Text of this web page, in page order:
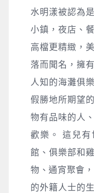
水明漾被認為
小鎮，夜店、
高檔更精緻，
落而聞名，擁
人知的海灘俱
假勝地所期望
物有品味的人
歡樂。 這兒有
館、俱樂部和
物、通宵聚會
的外籍人士的